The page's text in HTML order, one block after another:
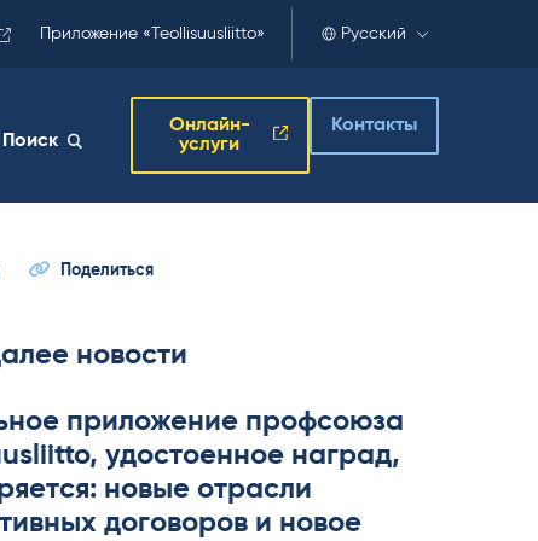
Приложение «Teollisuusliitto» Русский
Поиск
Онлайн-
услуги
Контакты
Поделиться
новости
приложение профсоюза
удостоенное наград,
новые отрасли
договоров и новое